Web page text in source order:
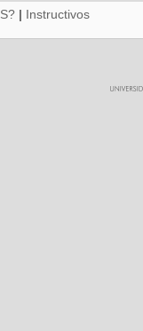
| Instructivos